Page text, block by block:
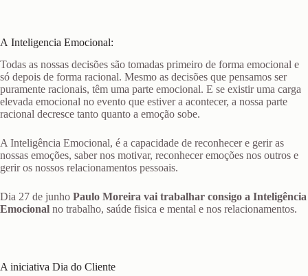
A Inteligencia Emocional:
Todas as nossas decisões são tomadas primeiro de forma emocional e
só depois de forma racional. Mesmo as decisões que pensamos ser
puramente racionais, têm uma parte emocional. E se existir uma carga
elevada emocional no evento que estiver a acontecer, a nossa parte
racional decresce tanto quanto a emoção sobe.
A Inteligência Emocional, é a capacidade de reconhecer e gerir as
nossas emoções, saber nos motivar, reconhecer emoções nos outros e
gerir os nossos relacionamentos pessoais.
Dia 27 de junho Paulo Moreira vai trabalhar consigo a Inteligência
Emocional no trabalho, saúde fisica e mental e nos relacionamentos.
A iniciativa Dia do Cliente